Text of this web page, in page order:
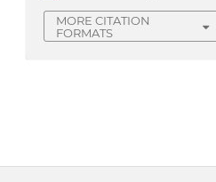
MORE CITATION
FORMATS